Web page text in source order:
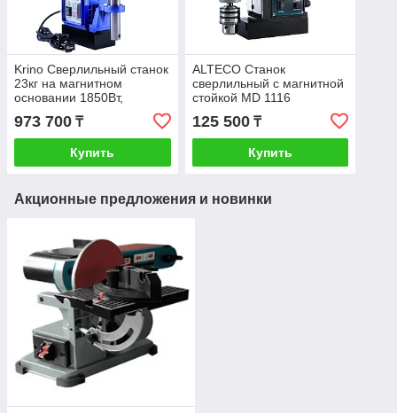
Krino Сверлильный станок
23кг на магнитном
основании 1850Вт,
973 700 ₸
Купить
ALTECO Станок
сверлильный с магнитной
стойкой MD 1116
125 500₸
Купить
Акционные предложения и новинки